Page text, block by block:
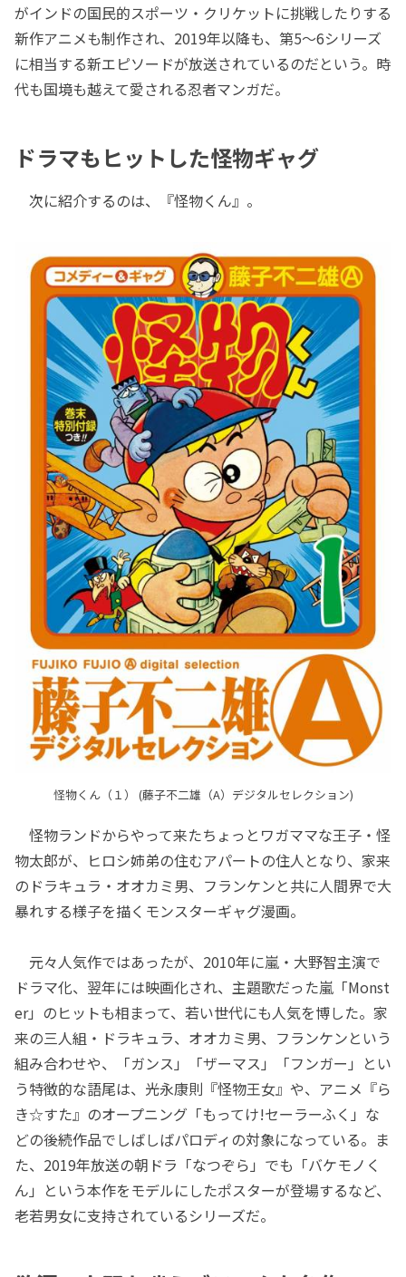
がインドの国民的スポーツ・クリケットに挑戦したりする
新作アニメも制作され、2019年以降も、第5〜6シリーズ
に相当する新エピソードが放送されているのだという。時
代も国境も越えて愛される忍者マンガだ。
ドラマもヒットした怪物ギャグ
次に紹介するのは、『怪物くん』。
怪物くん（１） (藤子不二雄（A）デジタルセレクション)
怪物ランドからやって来たちょっとワガママな王子・怪
物太郎が、ヒロシ姉弟の住むアパートの住人となり、家来
のドラキュラ・オオカミ男、フランケンと共に人間界で大
暴れする様子を描くモンスターギャグ漫画。
元々人気作ではあったが、2010年に嵐・大野智主演で
ドラマ化、翌年には映画化され、主題歌だった嵐「Monst
er」のヒットも相まって、若い世代にも人気を博した。家
来の三人組・ドラキュラ、オオカミ男、フランケンという
組み合わせや、「ガンス」「ザーマス」「フンガー」とい
う特徴的な語尾は、光永康則『怪物王女』や、アニメ『ら
き☆すた』のオープニング「もってけ!セーラーふく」な
どの後続作品でしばしばパロディの対象になっている。ま
た、2019年放送の朝ドラ「なつぞら」でも「バケモノく
ん」という本作をモデルにしたポスターが登場するなど、
老若男女に支持されているシリーズだ。